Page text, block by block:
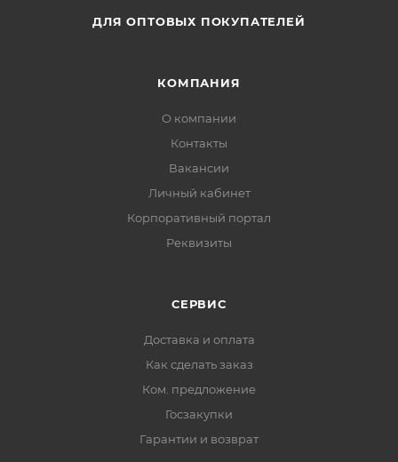
ДЛЯ ОПТОВЫХ ПОКУПАТЕЛЕЙ
КОМПАНИЯ
О компании
Контакты
Вакансии
Личный кабинет
Корпоративный портал
Реквизиты
СЕРВИС
Доставка и оплата
Как сделать заказ
Ком. предложение
Госзакупки
Гарантии и возврат